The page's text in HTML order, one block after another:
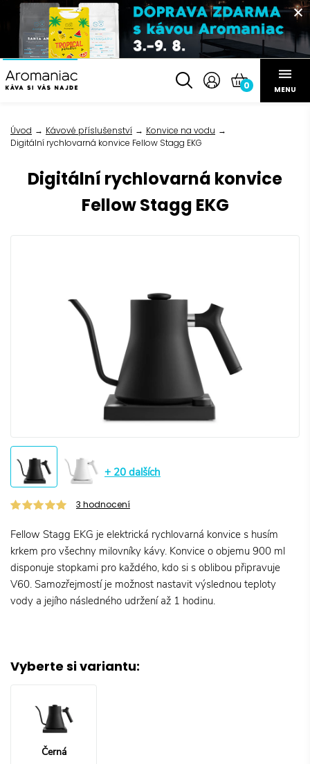
0 MENU
Úvod Kávové příslušenství
Konvice na vodu
Digitální rychlovarná konvice Fellow Stagg EKG
Digitální rychlovarná konvice
Fellow Stagg EKG
+ 20 dalších
3 hodnocení
Fellow Stagg EKG je elektrická rychlovarná konvice s husím
krkem pro všechny milovníky kávy. Konvice o objemu 900 ml
disponuje stopkami pro každého, kdo si s oblibou připravuje
V60. Samozřejmostí je možnost nastavit výslednou teploty
vody a jejího následného udržení až 1 hodinu.
Vyberte si variantu:
Černá